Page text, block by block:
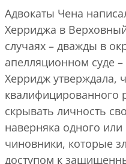
Адвокаты Чена
Херриджа в
случаях – дважды в
апелляционном суде
Херридж утверждала,
квалифицированного
скрывать личность
наверняка одного
чиновники, которые
доступом к